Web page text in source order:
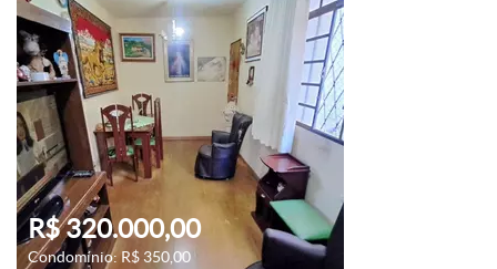
R$ 320.000,00
Condomínio: R$ 350,00